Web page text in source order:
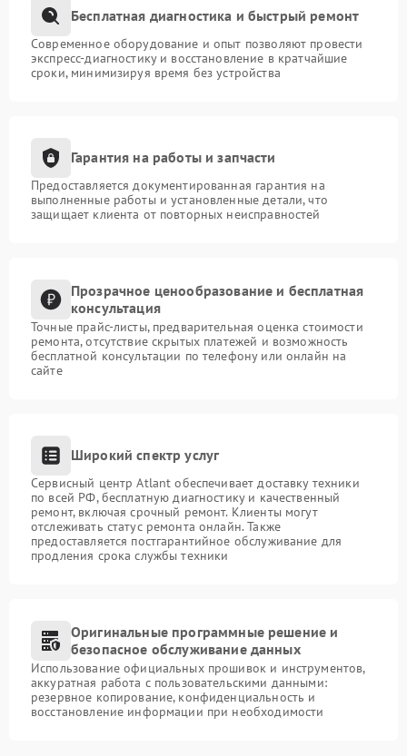
Бесплатная диагностика и быстрый ремонт
Современное оборудование и опыт позволяют провести
экспресс-диагностику и восстановление в кратчайшие
сроки, минимизируя время без устройства
Гарантия на работы и запчасти
Предоставляется документированная гарантия на
выполненные работы и установленные детали, что
защищает клиента от повторных неисправностей
Прозрачное ценообразование и бесплатная
консультация
Точные прайс-листы, предварительная оценка стоимости
ремонта, отсутствие скрытых платежей и возможность
бесплатной консультации по телефону или онлайн на
сайте
Широкий спектр услуг
Сервисный центр Atlant обеспечивает доставку техники
по всей РФ, бесплатную диагностику и качественный
ремонт, включая срочный ремонт. Клиенты могут
отслеживать статус ремонта онлайн. Также
предоставляется постгарантийное обслуживание для
продления срока службы техники
Оригинальные программные решение и
безопасное обслуживание данных
Использование официальных прошивок и инструментов,
аккуратная работа с пользовательскими данными:
резервное копирование, конфиденциальность и
восстановление информации при необходимости